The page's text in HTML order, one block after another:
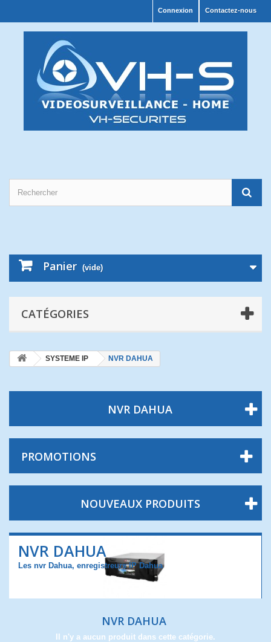
Contactez-nous
Connexion
Panier (vide)
CATÉGORIES
SYSTEME IP NVR DAHUA
NVR DAHUA
PROMOTIONS
NOUVEAUX PRODUITS
NVR DAHUA
Les nvr Dahua, enregistreurs IP Dahua
NVR DAHUA
Il n'y a aucun produit dans cette catégorie.